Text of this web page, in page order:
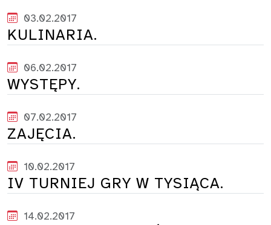
03.02.2017
KULINARIA.
06.02.2017
WYSTĘPY.
07.02.2017
ZAJĘCIA.
10.02.2017
IV TURNIEJ GRY W TYSIĄCA.
14.02.2017